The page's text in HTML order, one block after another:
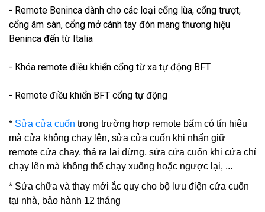
- Remote Beninca dành cho các loại cổng lùa, cổng trượt,
cổng âm sàn, cổng mở cánh tay đòn mang thương hiệu
Beninca đến từ Italia
- Khóa remote điều khiển cổng từ xa tự động BFT
- Remote điều khiển BFT cổng tự động
* Sửa cửa cuốn trong trường hợp remote bấm có tín hiệu
mà cửa không chạy lên, sửa cửa cuốn khi nhấn giữ
remote cửa chạy, thả ra lại dừng, sửa cửa cuốn khi cửa chỉ
chạy lên mà không thể chạy xuống hoặc ngược lại, ...
* Sửa chữa và thay mới ắc quy cho bộ lưu điện cửa cuốn
tại nhà, bảo hành 12 tháng